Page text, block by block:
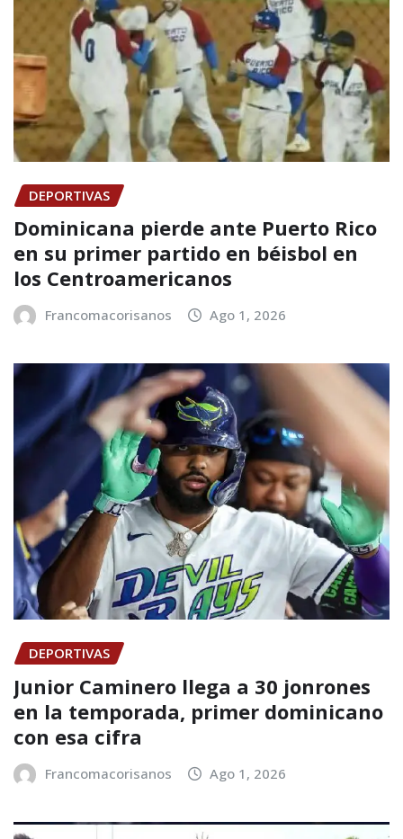
DEPORTIVAS
Dominicana pierde ante Puerto Rico
en su primer partido en béisbol en
los Centroamericanos
Francomacorisanos Ago 1, 2026
DEPORTIVAS
Junior Caminero llega a 30 jonrones
en la temporada, primer dominicano
con esa cifra
Francomacorisanos Ago 1, 2026